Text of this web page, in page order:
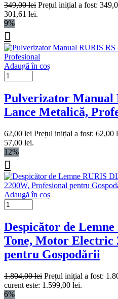
349,00lei Prețul inițial a fost:
301,61 lei.
9%
Adaugă în coș
Pulverizator Manual
Lance Metalică,
62,00lei Prețul inițial a fost: 62,00
57,00 lei.
12%
Adaugă în coș
Despicător de
Tone, Motor Electric
pentru Gospodării
1.804,00lei Prețul inițial a fost:
curent este: 1.599,00 lei.
6%